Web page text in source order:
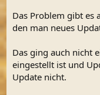
Das Problem gibt es
den man neues
Das ging auch nicht
eingestellt ist und
Update nicht.